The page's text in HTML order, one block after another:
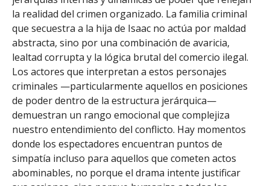
la realidad del crimen organizado. La familia criminal
que secuestra a la hija de Isaac no actúa por maldad
abstracta, sino por una combinación de avaricia,
lealtad corrupta y la lógica brutal del comercio ilegal.
Los actores que interpretan a estos personajes
criminales —particularmente aquellos en posiciones
de poder dentro de la estructura jerárquica—
demuestran un rango emocional que complejiza
nuestro entendimiento del conflicto. Hay momentos
donde los espectadores encuentran puntos de
simpatía incluso para aquellos que cometen actos
abominables, no porque el drama intente justificar